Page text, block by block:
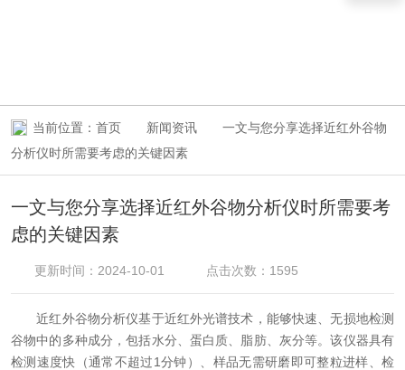
当前位置： 首页 新闻资讯
一文与您分享选择近红外谷物
分析仪时所需要考虑的关键因素
一文与您分享选择近红外谷物分析仪时所需要考
虑的关键因素
更新时间：2024-10-01 点击次数：1595
近红外谷物分析仪基于近红外光谱技术，能够快速、无损地检测
谷物中的多种成分，包括水分、蛋白质、脂肪、灰分等。该仪器具有
检测速度快（通常不超过1分钟）、样品无需研磨即可整粒进样、检